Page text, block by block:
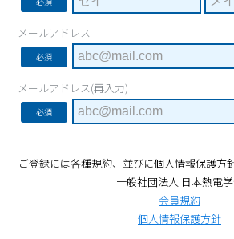
メールアドレス
必須
メールアドレス(再入力)
必須
ご登録には各種規約、並びに個人情報保護方
一般社団法人 日本熱電
会員規約
個人情報保護方針